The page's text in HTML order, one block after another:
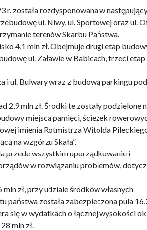
r. została rozdysponowana w
ul. Niwy, ul. Sportowej oraz ul.
terenów Skarbu Państwa.
4,1 mln zł. Obejmuje drugi etap
ul. Załawie w Babicach, trzeci
i ul. Bulwary wraz z budową parkingu
2,9 mln zł. Środki te zostały podzielone
miejsca pamięci, ścieżek
imienia Rotmistrza Witolda
na wzgórzu Skała”.
przede wszystkim uporządkowanie i
w rozwiązaniu problemów,
zł, przy udziale środków własnych
została zabezpieczona pula
się w wydatkach o łącznej wysokości ok.
mln zł.